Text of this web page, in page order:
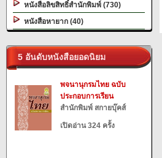
หนังสือลิขสิทธิ์สำนักพิมพ์ (730)
หนังสือหายาก (40)
5 อันดับหนังสือยอดนิยม
พจนานุกรมไทย ฉบับ
ประกอบการเรียน
สำนักพิมพ์ สกายบุ๊คส์
เปิดอ่าน 324 ครั้ง